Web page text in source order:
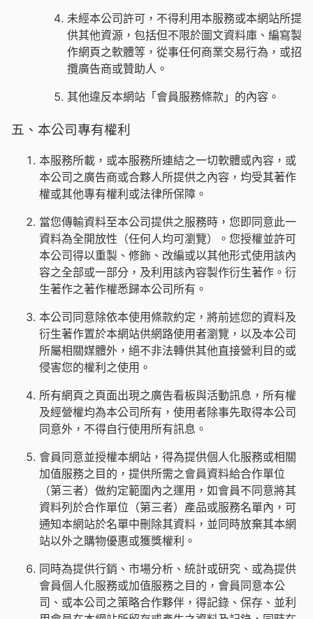
未經本公司許可，不得利用本服務或本網站所提
供其他資源，包括但不限於圖文資料庫、編寫製
作網頁之軟體等，從事任何商業交易行為，或招
攬廣告商或贊助人。
其他違反本網站「會員服務條款」的內容。
五、本公司專有權利
本服務所載，或本服務所連結之一切軟體或內容，或
本公司之廣告商或合夥人所提供之內容，均受其著作
權或其他專有權利或法律所保障。
當您傳輸資料至本公司提供之服務時，您即同意此一
資料為全開放性（任何人均可瀏覽）。您授權並許可
本公司得以重製、修飾、改編或以其他形式使用該內
容之全部或一部分，及利用該內容製作衍生著作。衍
生著作之著作權悉歸本公司所有。
本公司同意除依本使用條款約定，將前述您的資料及
衍生著作置於本網站供網路使用者瀏覽，以及本公司
所屬相關媒體外，絕不非法轉供其他直接營利目的或
侵害您的權利之使用。
所有網頁之頁面出現之廣告看板與活動訊息，所有權
及經營權均為本公司所有，使用者除事先取得本公司
同意外，不得自行使用所有訊息。
會員同意並授權本網站，得為提供個人化服務或相關
加值服務之目的，提供所需之會員資料給合作單位
（第三者）做約定範圍內之運用，如會員不同意將其
資料列於合作單位（第三者）產品或服務名單內，可
通知本網站於名單中刪除其資料，並同時放棄其本網
站以外之購物優惠或獲獎權利。
同時為提供行銷、市場分析、統計或研究、或為提供
會員個人化服務或加值服務之目的，會員同意本公
司、或本公司之策略合作夥伴，得記錄、保存、並利